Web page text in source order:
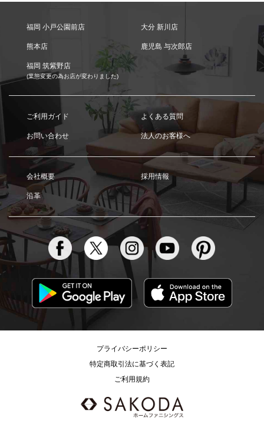
福岡 小戸公園前店 大分 新川店
熊本店 鹿児島 与次郎店
福岡 筑紫野店
(業態変更の為お店が変わりました)
ご利用ガイド よくある質問
お問い合わせ 法人のお客様へ
会社概要 採用情報
沿革
プライバシーポリシー
特定商取引法に基づく表記
ご利用規約